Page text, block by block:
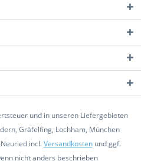
und in unseren Liefergebieten
Gräfelfing, Lochham, München
incl.Versandkostenund ggf.
nicht anders beschrieben